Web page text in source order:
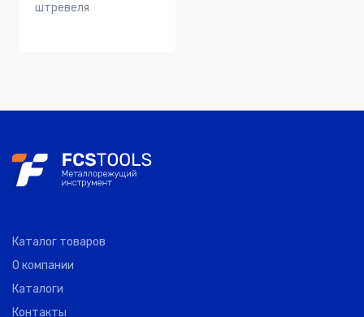
штревеля
Каталог товаров
О компании
Каталоги
Контакты